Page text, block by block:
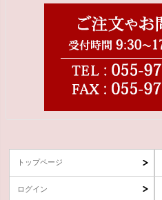
トップページ
ログイン